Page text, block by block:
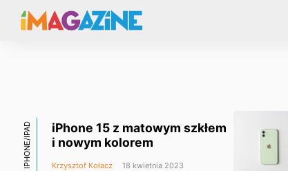
IPHONE/IPAD
iPhone 15 z matowym szkłem
i nowym kolorem
Krzysztof Kołacz 18 kwietnia 2023